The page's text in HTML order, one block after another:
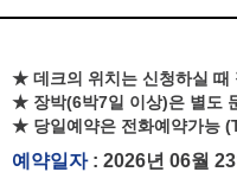
★ 데크의 위치는 신청하실 때
★ 장박(6박7일 이상)은 별도
★ 당일예약은 전화예약가능
예약일자: 2026년 06월 23